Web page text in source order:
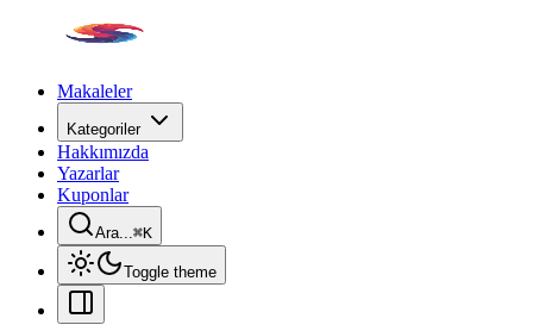
Makaleler
Kategoriler
Hakkımızda
Yazarlar
Kuponlar
Ara...⌘K
Toggle theme